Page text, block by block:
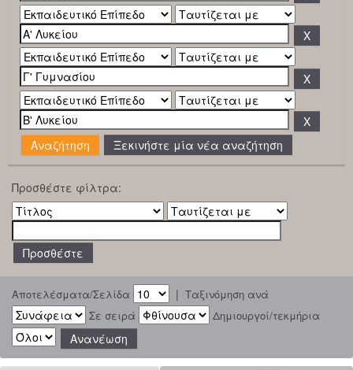
Ξεκινήστε μία νέα αναζήτηση
Προσθέστε φίλτρα:
Αποτελέσματα/Σελίδα | Ταξινόμηση ανά
Σε σειρά
Δημιουργοί/τεκμήρια